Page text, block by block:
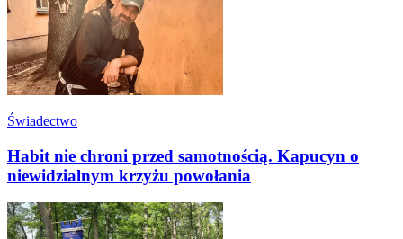
Świadectwo
Habit nie chroni przed samotnością. Kapucyn o
niewidzialnym krzyżu powołania